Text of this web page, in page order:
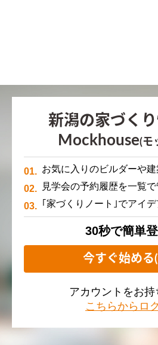
新潟の家づく
Mockhouse(モ
お気に入りのビルダーや
見学会の予約履歴を一覧で
｢家づくりノート｣でアイ
30秒で簡単登
今すぐ始める
アカウントをお持
こちらからロ